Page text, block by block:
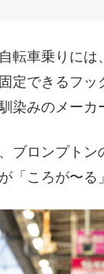
転車乗りには
定できるフ
染みのメーカ
ブロンプト
「ころが〜る